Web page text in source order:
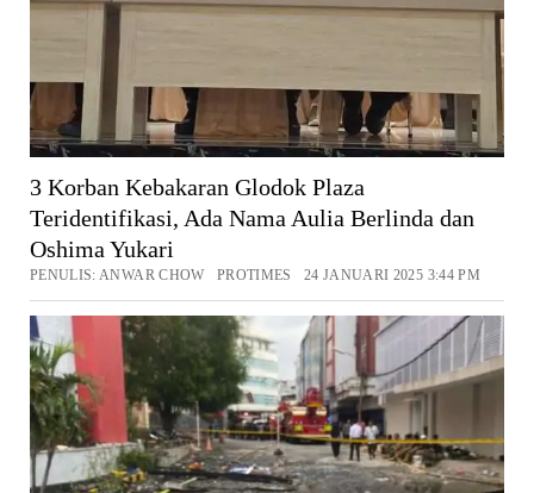
3 Korban Kebakaran Glodok Plaza
Teridentifikasi, Ada Nama Aulia Berlinda dan
Oshima Yukari
PENULIS: ANWAR CHOW PROTIMES 24 JANUARI 2025 3:44 PM